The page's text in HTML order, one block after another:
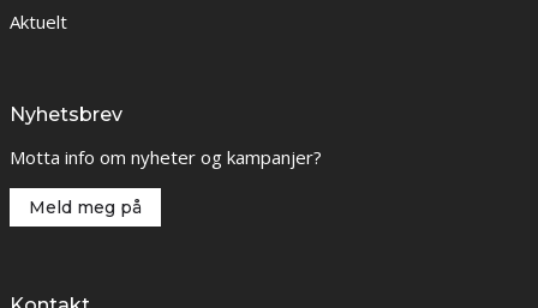
Aktuelt
Nyhetsbrev
Motta info om nyheter og kampanjer?
Meld meg på